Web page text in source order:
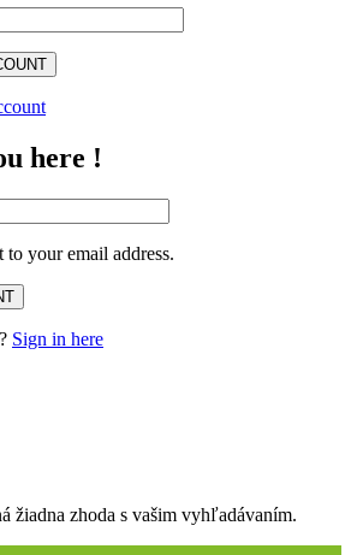
here !
your email address.
Sign in here
žiadna zhoda s vašim vyhľadávaním.